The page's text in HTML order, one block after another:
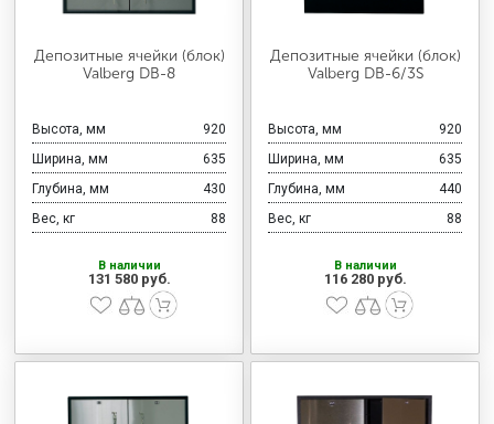
Депозитные ячейки (блок)
Valberg DB-8
Высота, мм
920
Ширина, мм
635
Глубина, мм
430
Вес, кг
88
В наличии
131 580 руб.
Депозитные ячейки (блок)
Valberg DB-6/3S
Высота, мм
920
Ширина, мм
635
Глубина, мм
440
Вес, кг
88
В наличии
116 280 руб.